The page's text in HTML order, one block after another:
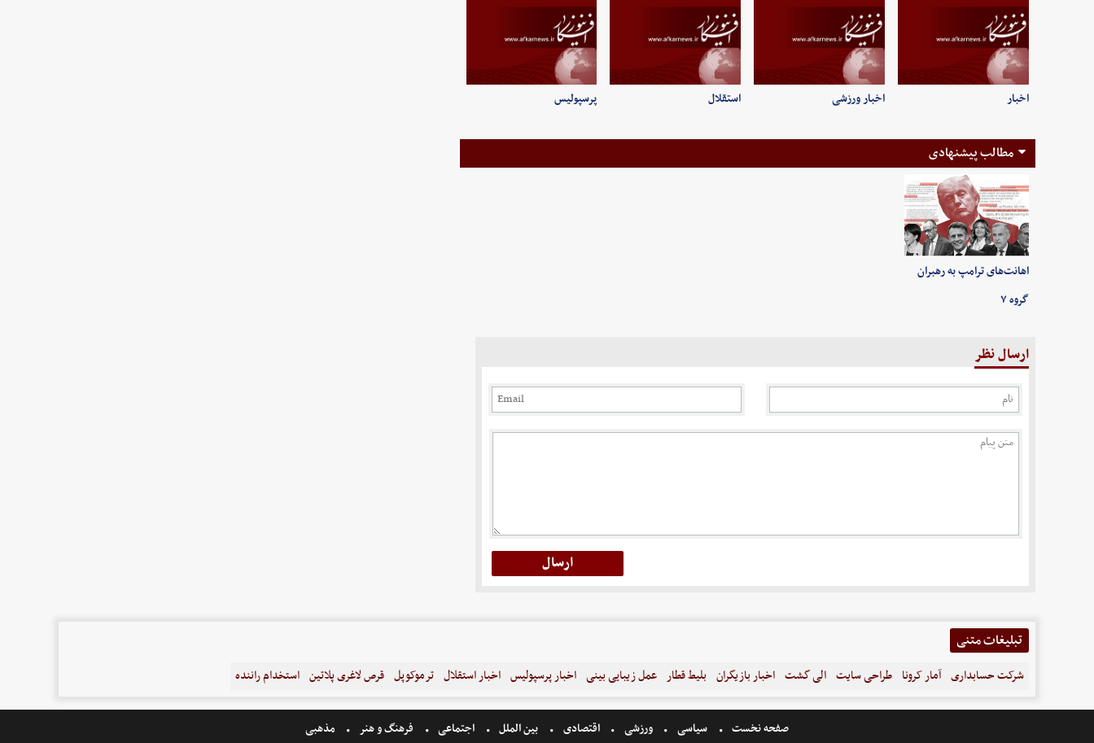
اخبار اخبار ورزشی استقلال پرسپولیس
مطالب پیشنهادی
اهانت‌های ترامپ به رهبران
گروه ۷
ارسال نظر
تبلیغات متنی
شرکت حسابداری آمار کرونا طراحی سایت الی گشت اخبار بازیگران بلیط قطار عمل زیبایی بینی اخبار پرسپولیس اخبار استقلال ترموکوپل قرص لاغری پلاتین استخدام راننده
صفحه نخست سیاسی ورزشی اقتصادی بین الملل اجتماعی فرهنگ و هنر مذهبی